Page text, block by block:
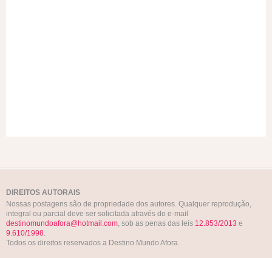
DIREITOS AUTORAIS
Nossas postagens são de propriedade dos autores. Qualquer reprodução,
integral ou parcial deve ser solicitada através do e-mail
destinomundoafora@hotmail.com, sob as penas das leis 12.853/2013 e
9.610/1998.
Todos os direitos reservados a Destino Mundo Afora.